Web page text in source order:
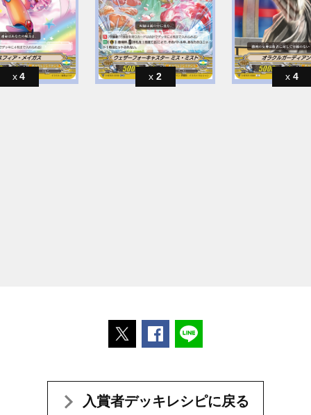
4 2 4
ポストするFacebookでシェアする
入賞者デッキレシピに戻る